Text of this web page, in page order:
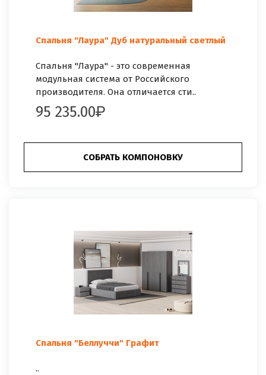
Спальня "Лаура" Дуб натуральный светлый
Спальня "Лаура" - это современная
модульная система от Российского
производителя. Она отличается сти..
95 235.00
СОБРАТЬ КОМПОНОВКУ
Спальня "Беллуччи" Графит
..